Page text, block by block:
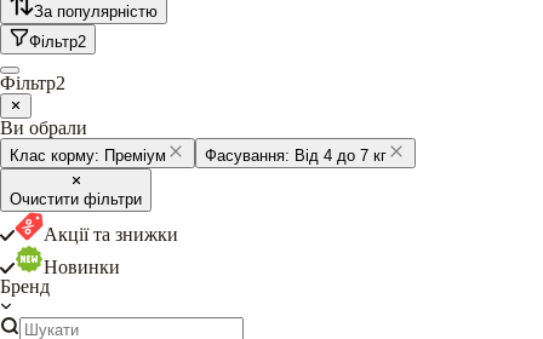
За популярністю
Фільтр2
Фільтр2
Ви обрали
Клас корму: Преміум Фасування: Від 4 до 7 кг
Очистити фільтри
Акції та знижки
Новинки
Бренд